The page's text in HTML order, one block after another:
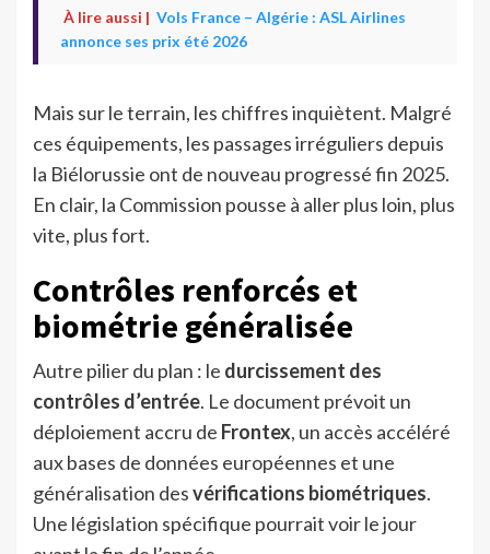
À lire aussi | Vols France – Algérie : ASL Airlines
annonce ses prix été 2026
Mais sur le terrain, les chiffres inquiètent. Malgré
ces équipements, les passages irréguliers depuis
la Biélorussie ont de nouveau progressé fin 2025.
En clair, la Commission pousse à aller plus loin, plus
vite, plus fort.
Contrôles renforcés et
biométrie généralisée
Autre pilier du plan : le durcissement des
contrôles d’entrée. Le document prévoit un
déploiement accru de Frontex, un accès accéléré
aux bases de données européennes et une
généralisation desvérifications biométriques.
Une législation spécifique pourrait voir le jour